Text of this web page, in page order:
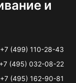
и
+7 (499) 110-28-43
+7 (495) 032-08-22
+7 (495) 162-90-81